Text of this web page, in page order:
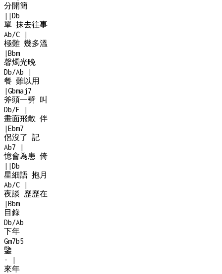
分開簡
| |Db
單 抹去往事
Ab/C
|
極難 幾多溫
|Bbm
馨燭光晚
Db/Ab
|
餐 難以用
|Gbmaj7
斧頭一劈 叫
Db/F
|
畫面飛散 伴
|Ebm7
侶沒了 記
Ab7
|
憶會為患 倚
| |Db
星細語 抱月
Ab/C
|
夜談 歷歷在
|Bbm
目錄
Db/Ab
下年
Gm7b5
鑒
-
|
來年